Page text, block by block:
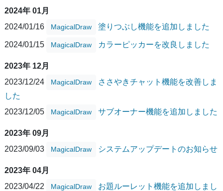
2024年 01月
2024/01/16
MagicalDraw 塗りつぶし機能を追加しました
2024/01/15 MagicalDraw カラーピッカーを改良しました
2023年 12月
2023/12/24
MagicalDraw
ささやきチャット機能を改善しま
した
2023/12/05
MagicalDraw サブオーナー機能を追加しました
2023年 09月
2023/09/03
MagicalDraw システムアップデートのお知らせ
2023年 04月
2023/04/22
MagicalDraw
お題ルーレット機能を追加しまし